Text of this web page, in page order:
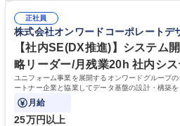
管理業務は欠かせない重要ポジションになります。 学歴・資
学院 大学 語学力： 資格：
正社員
株式会社オンワードコーポレートデ
【社内SE(DX推進)】システム
略リーダー/月残業20h 社内シ
ユニフォーム事業を展開するオンワードグループ
ートナー企業と協業してデータ基盤の設計・構築
ケティング・営業・生産など全社データを
月給
25万円以上